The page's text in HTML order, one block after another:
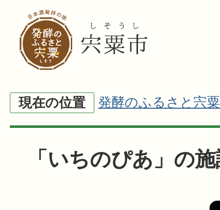
現在の位置 発酵のふるさと宍粟
「いちのぴあ」の